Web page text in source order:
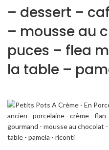
– dessert –
– mousse au
puces – flea
la table –